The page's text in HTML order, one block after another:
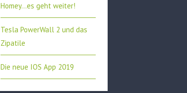
Homey…es geht weiter!
Tesla PowerWall 2 und das
Zipatile
Die neue IOS App 2019